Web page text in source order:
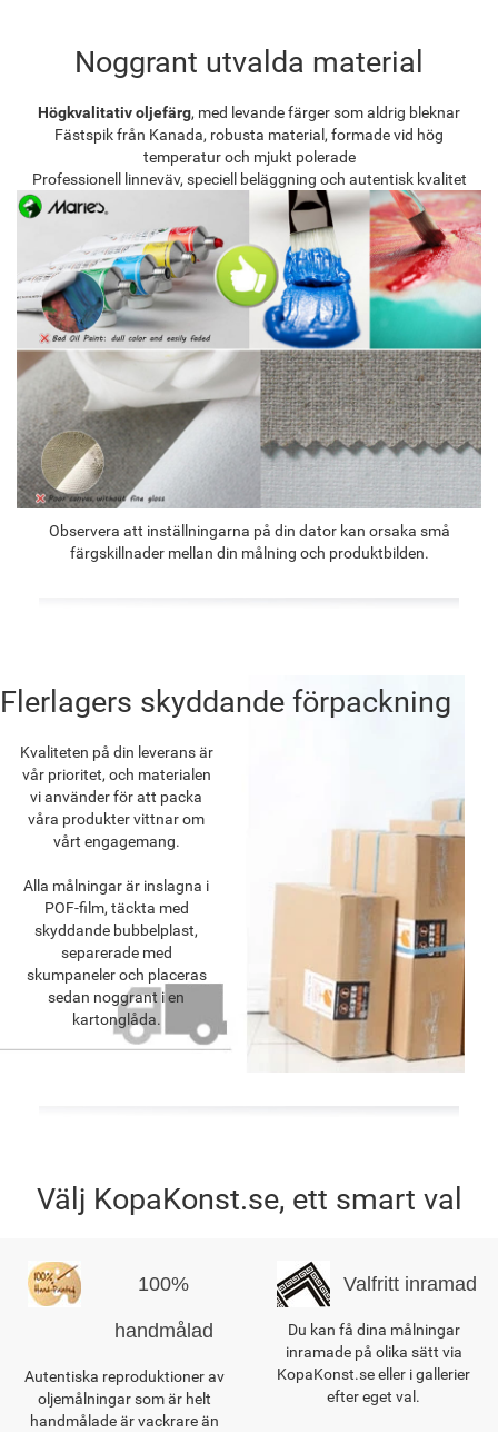
Noggrant utvalda material
Högkvalitativ oljefärg, med levande färger som aldrig bleknar
Fästspik från Kanada, robusta material, formade vid hög
temperatur och mjukt polerade
Professionell linneväv, speciell beläggning och autentisk kvalitet
Observera att inställningarna på din dator kan orsaka små
färgskillnader mellan din målning och produktbilden.
Flerlagers skyddande förpackning
Kvaliteten på din leverans är
vår prioritet, och materialen
vi använder för att packa
våra produkter vittnar om
vårt engagemang.
Alla målningar är inslagna i
POF-film, täckta med
skyddande bubbelplast,
separerade med
skumpaneler och placeras
sedan noggrant i en
kartonglåda.
Välj KopaKonst.se, ett smart val
100%
handmålad
Autentiska reproduktioner av
oljemålningar som är helt
handmålade är vackrare än
Valfritt inramad
Du kan få dina målningar
inramade på olika sätt via
KopaKonst.se eller i gallerier
efter eget val.